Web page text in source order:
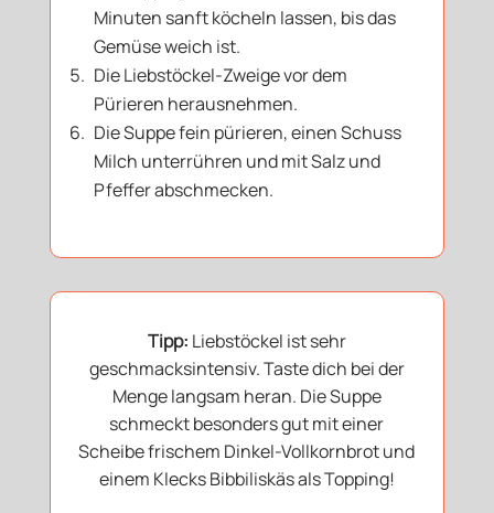
Minuten sanft köcheln lassen, bis das
Gemüse weich ist.
Die Liebstöckel-Zweige vor dem
Pürieren herausnehmen.
Die Suppe fein pürieren, einen Schuss
Milch unterrühren und mit Salz und
Pfeffer abschmecken.
Tipp: Liebstöckel ist sehr
geschmacksintensiv. Taste dich bei der
Menge langsam heran. Die Suppe
schmeckt besonders gut mit einer
Scheibe frischem Dinkel-Vollkornbrot und
einem Klecks Bibbiliskäs als Topping!